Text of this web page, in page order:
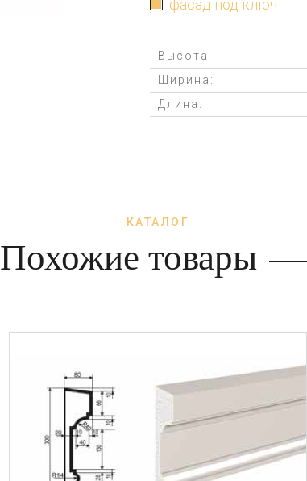
фасад под ключ
Высота:
Ширина:
Длина:
КАТАЛОГ
Похожие товары